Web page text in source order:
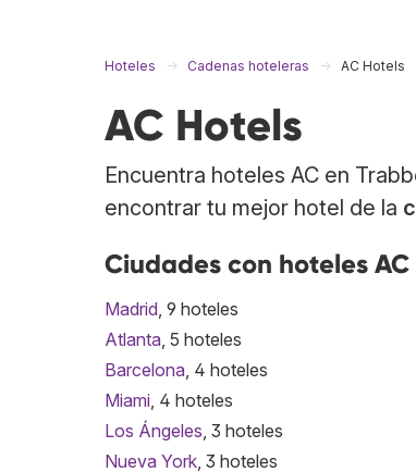
Hoteles Cadenas hoteleras AC Hotels
AC Hotels
Encuentra hoteles AC en
encontrar tu mejor hotel de la
Ciudades con hoteles AC
Madrid, 9 hoteles
Atlanta, 5 hoteles
Barcelona, 4 hoteles
Miami, 4 hoteles
Los Ángeles, 3 hoteles
Nueva York, 3 hoteles